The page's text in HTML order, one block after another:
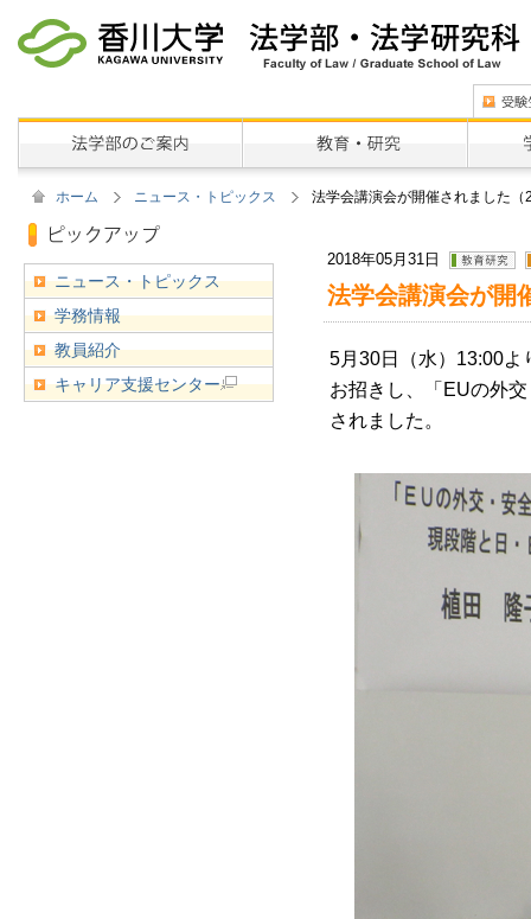
ホーム ニュース・トピックス 法学会講演会が開催されました
2018年05月31日
法学会講演会が開
5月30日（水）13:00よ
お招きし、「EUの外
されました。
ニュース・トピックス
学務情報
教員紹介
キャリア支援センター